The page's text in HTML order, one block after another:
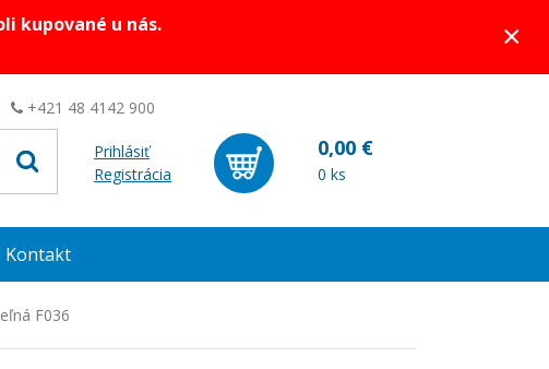
kupované u nás.
×
+421 48 4142 900
Prihlásiť
Registrácia
0,00 €
0 ks
F036
Kontakt